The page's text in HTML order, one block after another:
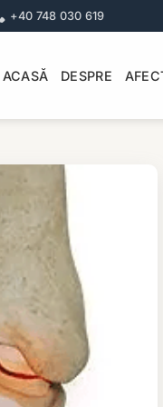
+40 748 030 619
ACASĂ DESPRE